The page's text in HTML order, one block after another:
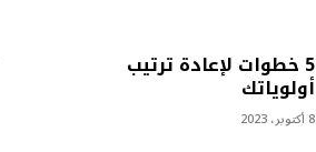
5 خطوات لإعادة ترتيب
أولوياتك
8 أكتوبر، 2023